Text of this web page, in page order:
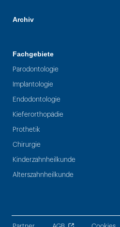
Archiv
Fachgebiete
Parodontologie
Implantologie
Endodontologie
Kieferorthopädie
Prothetik
Chirurgie
Kinderzahnheilkunde
Alterszahnheilkunde